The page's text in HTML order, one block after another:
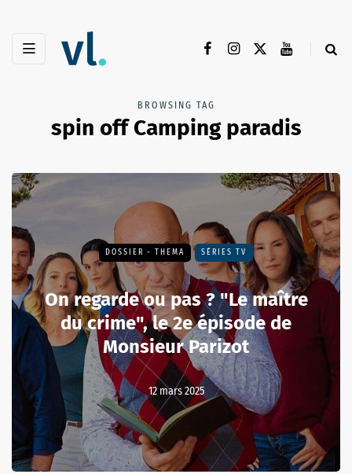
BROWSING TAG
spin off Camping paradis
DOSSIER - THEMA SÉRIES TV
On regarde ou pas ? "Le maître
du crime", le 2e épisode de
Monsieur Parizot
12 mars 2025